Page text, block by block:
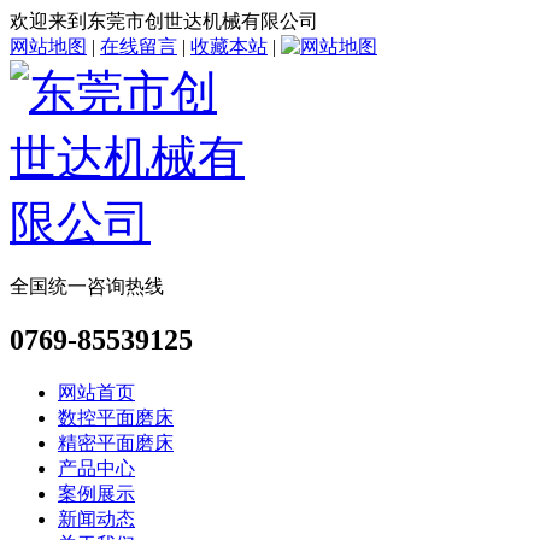
欢迎来到东莞市创世达机械有限公司
网站地图 | 在线留言 | 收藏本站 |
全国统一咨询热线
0769-85539125
网站首页
数控平面磨床
精密平面磨床
产品中心
案例展示
新闻动态